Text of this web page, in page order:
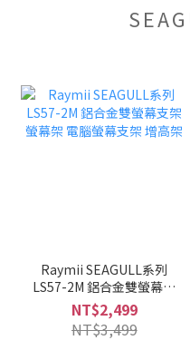
Raymii SEAGULL系列
LS57-2M 鋁合金雙螢幕支
架 螢幕架 電腦螢幕支架 增
高架
NT$2,499
NT$3,499